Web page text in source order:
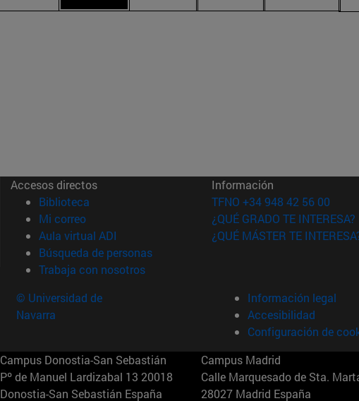
Accesos directos
Biblioteca (abre en nueva ventana)
Mi correo(abre en nueva ventana)
Aula virtual ADI (abre en nueva ventana)
Búsqueda de personas(abre en nueva ventana)
Trabaja con nosotros(abre en nueva ventana)
Información
TFNO +34 948 42 56 00
¿QUÉ GRADO TE INTERESA?
¿QUÉ MÁSTER TE
© Universidad de
Navarra
Información legal
Accesibilidad
Configuración de
Campus Donostia-San Sebastián
Pº de Manuel Lardizabal 13 20018
Donostia-San Sebastián España
Campus Madrid
Calle Marquesado de Sta.
28027 Madrid España